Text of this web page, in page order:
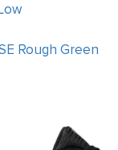
Rough Green